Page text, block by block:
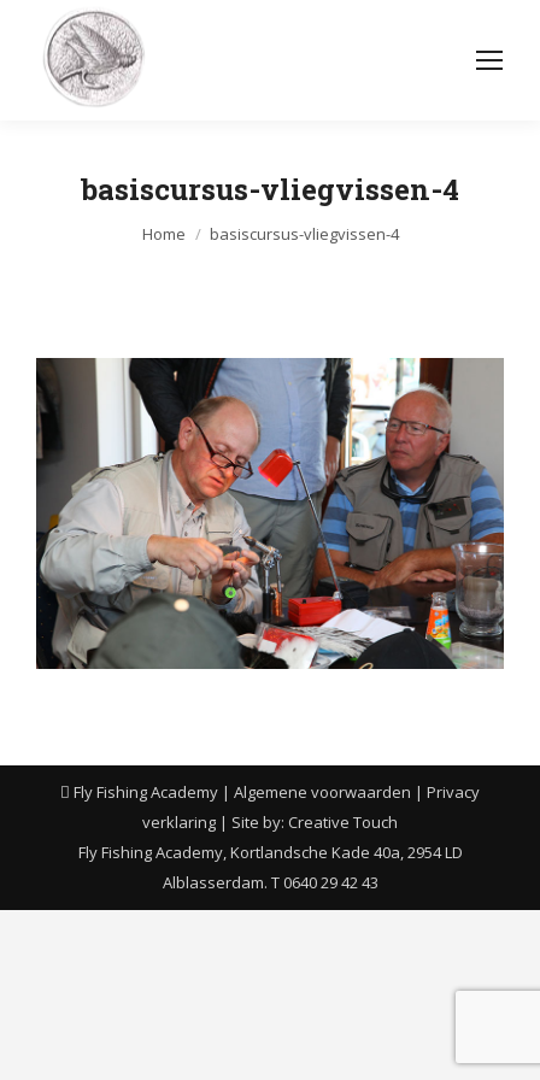
basiscursus-vliegvissen-4
Je bent hier:
Home basiscursus-vliegvissen-4
Fly Fishing Academy | Algemene voorwaarden | Privacy
verklaring | Site by: Creative Touch
Fly Fishing Academy, Kortlandsche Kade 40a, 2954 LD
Alblasserdam. T 0640 29 42 43